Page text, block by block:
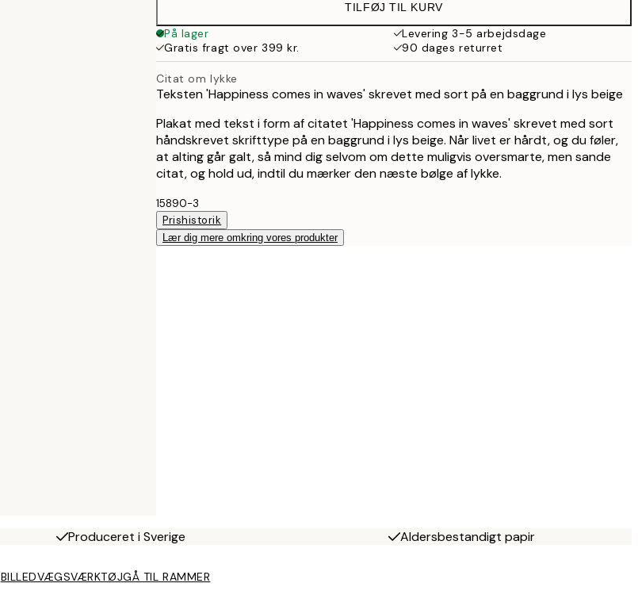
179 kr.
TILFØJ TIL KURV
På lager
Levering 3-5 arbejdsdage
Gratis fragt over 399 kr.
90 dages returret
Citat om lykke
Teksten 'Happiness comes in waves' skrevet med sort på en baggrund i lys beige
Plakat med tekst i form af citatet 'Happiness comes in waves' skrevet med sort
håndskrevet skrifttype på en baggrund i lys beige. Når livet er hårdt, og du føler,
at alting går galt, så mind dig selvom om dette muligvis oversmarte, men sande
citat, og hold ud, indtil du mærker den næste bølge af lykke.
15890-3
Prishistorik
Lær dig mere omkring vores produkter
Produceret i Sverige Aldersbestandigt papir
BILLEDVÆGSVÆRKTØJGÅ TIL RAMMER